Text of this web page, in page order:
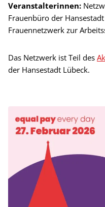
Veranstalterinnen:
Frauenbüro der
Frauennetzwerk zur
Das Netzwerk ist Teil des
der Hansestadt Lübeck.